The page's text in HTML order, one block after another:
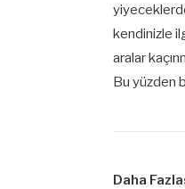
kendinizle
aralar
Bu yüzden
Daha